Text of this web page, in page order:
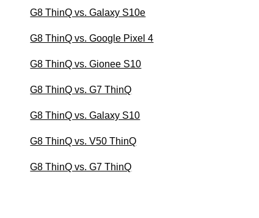
G8 ThinQ vs. Galaxy S10e
G8 ThinQ vs. Google Pixel 4
G8 ThinQ vs. Gionee S10
G8 ThinQ vs. G7 ThinQ
G8 ThinQ vs. Galaxy S10
G8 ThinQ vs. V50 ThinQ
G8 ThinQ vs. G7 ThinQ